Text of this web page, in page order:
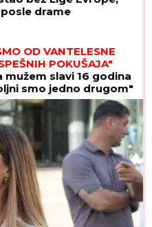
drame
OD VANTELESNE
POKUŠAJA"
mužem slavi 16 godina
smo jedno drugom"